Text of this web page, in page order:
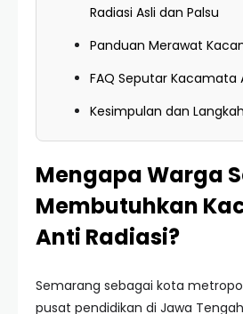
Radiasi Asli dan Palsu
Panduan Merawat
FAQ Seputar Kacamata
Kesimpulan dan
Mengapa Warga
Membutuhkan
Anti Radiasi?
Semarang sebagai kota
pusat pendidikan di Jawa